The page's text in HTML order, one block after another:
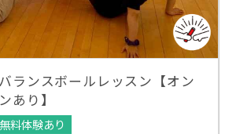
ランスボールレッスン【オン
あり】
無料体験あり